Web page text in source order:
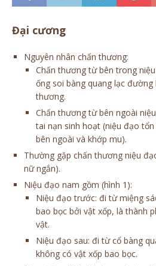
Đại cương
Nguyên nhân chấn thương:
Chấn thương từ bên trong
ống soi bàng quang lạc
thương.
Chấn thương từ bên ngoài
tai nạn sinh hoạt (niệu đạo
bên ngoài và khớp mu).
Thường gặp chấn thương niệu
nữ ngắn).
Niệu đạo nam gồm (hình 1):
Niệu đạo trước: đi từ miệng
bao bọc bởi vật xốp, là thành
vật.
Niệu đạo sau: đi từ cổ bàng
không có vật xốp bao bọc.